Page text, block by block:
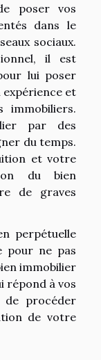
poser vos
dans le
sociaux.
il est
lui poser
expérience et
immobiliers.
par des
du temps.
et votre
du bien
de graves
perpétuelle
pour ne pas
immobilier
répond à vos
procéder
de votre